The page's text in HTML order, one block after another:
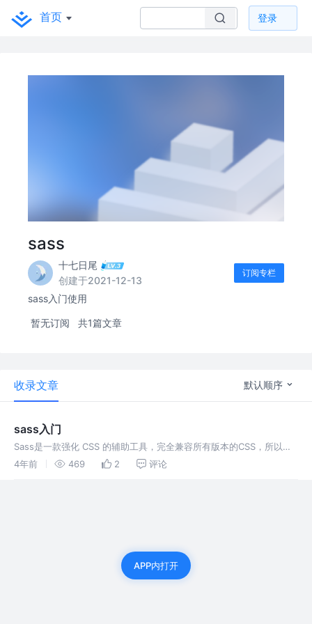
首页 登录
sass
十七日尾
创建于2021-12-13
订阅专栏
sass入门使用
暂无订阅 共1篇文章
收录文章 默认顺序
sass入门
Sass是一款强化 CSS 的辅助工具，完全兼容所有版本的CSS，所以可
以无缝地使用任何可用的CSS库，且拥有比其他任何CSS扩展语言更多
4年前 469 2 评论
APP内打开